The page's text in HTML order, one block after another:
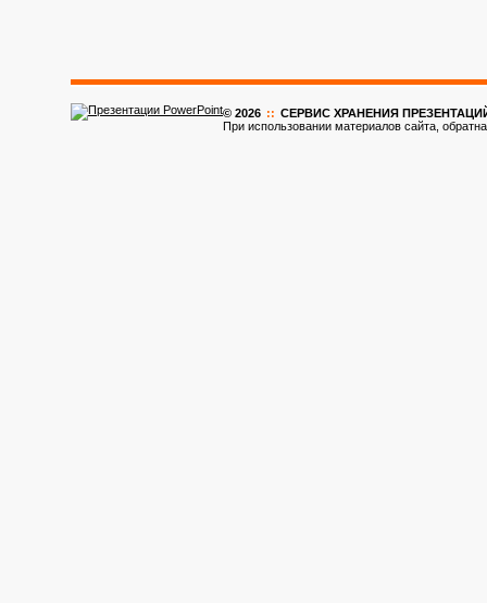
© 2026 :: CЕРВИС ХРАНЕНИЯ ПРЕЗЕНТАЦИЙ
При использовании материалов сайта,